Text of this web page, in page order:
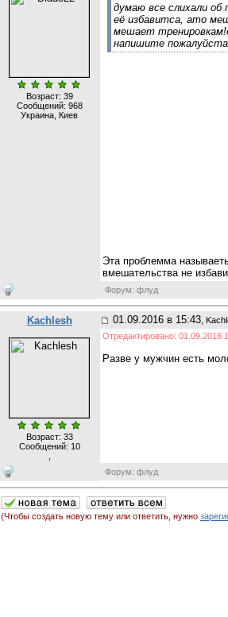
Возраст: 39
Сообщений: 968
Украина, Киев
думаю все слихали об
её избавитса, ато
мешает
напишите
Эта проблемма
вмешательства не
Форум: флуд
Kachlesh 01.09.2016 в 15:43 ,
Возраст: 33
Сообщений: 10
Отредактировано: 01.09.2016
Разве у мужчин есть
Форум: флуд
(Чтобы создать новую тему или ответить, нужно